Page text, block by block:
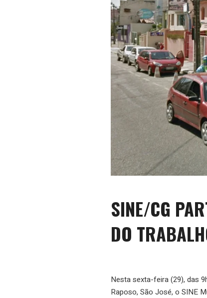
SINE/CG
DO
Nesta sexta-feira (29), das
Raposo, São José, o SINE